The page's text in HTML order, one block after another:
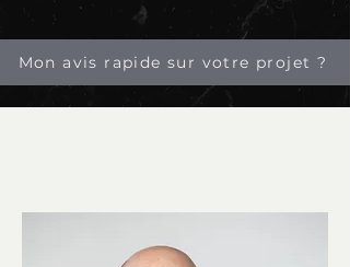
Mon avis rapide sur votre projet ?